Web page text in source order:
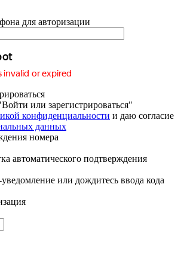
для авторизации
или зарегистрироваться"
конфиденциальности и даю согласие
данных
номера
автоматического подтверждения
или дождитесь ввода кода